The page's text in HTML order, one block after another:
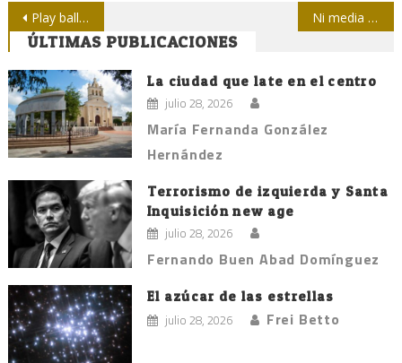
Navegación
de
entradas
Play ball para el softbol de la prensa Ni media palabra
ÚLTIMAS PUBLICACIONES
La ciudad que late en el centro
julio 28, 2026
María Fernanda González
Hernández
Terrorismo de izquierda y Santa
Inquisición new age
julio 28, 2026
Fernando Buen Abad Domínguez
El azúcar de las estrellas
julio 28, 2026 Frei Betto